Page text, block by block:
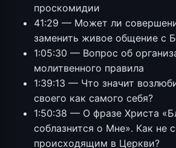
проскомидии
41:29 — Может ли
заменить живое общение с
1:05:30 — Вопрос об
молитвенного правила
1:39:13 — Что значит
своего как самого себя?
1:50:38 — О фразе Христа
соблазнится о Мне». Как не
происходящим в Церкви?